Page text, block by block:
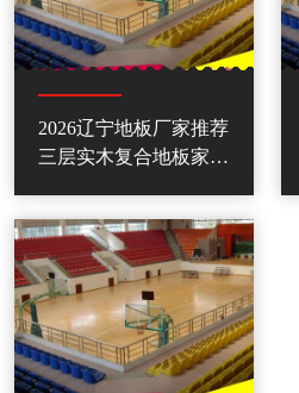
2026辽宁地板厂家推荐
三层实木复合地板家具